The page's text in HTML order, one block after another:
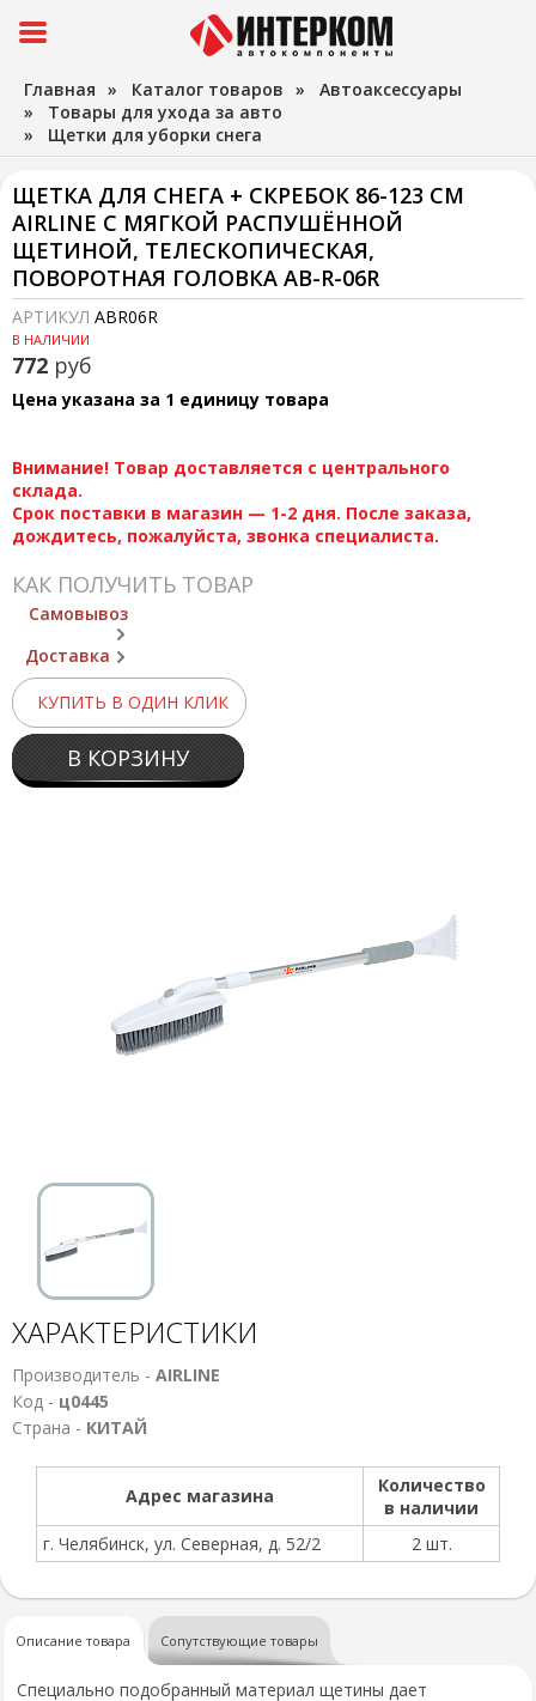
Главная » Каталог товаров » Автоаксессуары
» Товары для ухода за авто
» Щетки для уборки снега
ЩЕТКА ДЛЯ СНЕГА + СКРЕБОК 86-123 СМ
AIRLINE С МЯГКОЙ РАСПУШЁННОЙ
ЩЕТИНОЙ, ТЕЛЕСКОПИЧЕСКАЯ,
ПОВОРОТНАЯ ГОЛОВКА АВ-R-06R
АРТИКУЛ ABR06R
В НАЛИЧИИ
772 руб
Цена указана за 1 единицу товара
Внимание! Товар доставляется с центрального
склада.
Срок поставки в магазин — 1-2 дня. После заказа,
дождитесь, пожалуйста, звонка специалиста.
КАК ПОЛУЧИТЬ ТОВАР
Самовывоз
Доставка
КУПИТЬ В ОДИН КЛИК
В КОРЗИНУ
ХАРАКТЕРИСТИКИ
Производитель - AIRLINE
Код - ц0445
Страна - КИТАЙ
Адрес магазина
Количество
в наличии
г. Челябинск, ул. Северная, д. 52/2
2 шт.
Описание товара Сопутствующие товары
Специально подобранный материал щетины дает